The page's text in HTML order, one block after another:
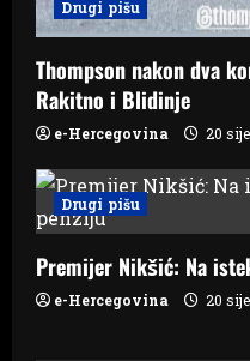
Drugi pišu
Thompson nakon dva
Rakitno i Blidinje
e-Hercegovina 20
Drugi pišu
Premijer Nikšić: Na
e-Hercegovina 20